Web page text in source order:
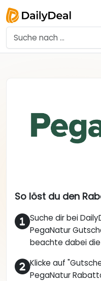
So löst du den
Suche dir bei
PegaNatur
beachte dabei
Klicke auf
PegaNatur